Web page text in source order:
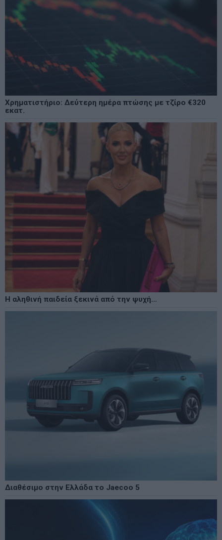
Χρηματιστήριο: Δεύτερη ημέρα πτώσης με τζίρο €320
εκατ.
Η αληθινή παιδεία ξεκινά από την ψυχή…
Διαθέσιμο στην Ελλάδα το Jaecoo 5